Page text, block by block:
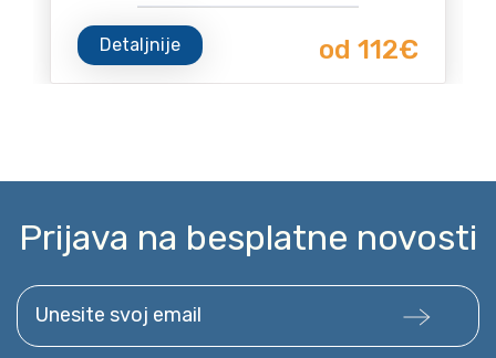
Detaljnije od 112€
Prijava na besplatne novosti
Unesite svoj email